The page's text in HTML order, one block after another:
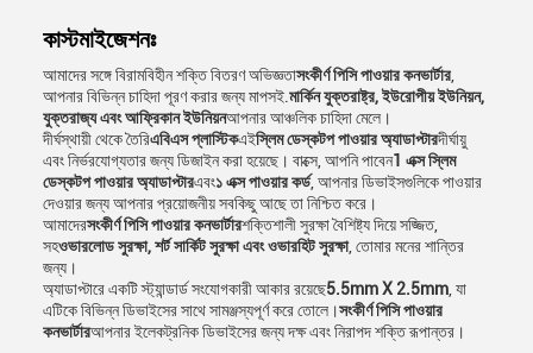
কাস্টমাইজেশনঃ
আমাদের সঙ্গে বিরামবিহীন শক্তি বিতরণ অভিজ্ঞতাসংকীর্ণ পিসি পাওয়ার কনভার্টার
আপনার বিভিন্ন চাহিদা পূরণ করার জন্য মাপসই. মার্কিন যুক্তরাষ্ট্র, ইউরোপীয় ইউনিয়ন,
যুক্তরাজ্য এবং আফ্রিকান ইউনিয়নআপনার আঞ্চলিক চাহিদা মেলে।
দীর্ঘস্থায়ী থেকে তৈরিএবিএস প্লাস্টিকএইস্লিম ডেস্কটপ পাওয়ার অ্যাডাপ্টারদীর্ঘায়ু
এবং নির্ভরযোগ্যতার জন্য ডিজাইন করা হয়েছে। বাক্সে, আপনি পাবেন1 এক্স স্লিম
ডেস্কটপ পাওয়ার অ্যাডাপ্টারএবং১ এক্স পাওয়ার কর্ড, আপনার ডিভাইসগুলিকে পাওয়ার
দেওয়ার জন্য আপনার প্রয়োজনীয় সবকিছু আছে তা নিশ্চিত করে।
আমাদেরসংকীর্ণ পিসি পাওয়ার কনভার্টারশক্তিশালী সুরক্ষা বৈশিষ্ট্য দিয়ে সজ্জিত,
সহওভারলোড সুরক্ষা, শর্ট সার্কিট সুরক্ষা এবং ওভারহিট সুরক্ষা, তোমার মনের শান্তির
জন্য।
অ্যাডাপ্টারে একটি স্ট্যান্ডার্ড সংযোগকারী আকার রয়েছে5.5mm X 2.5mm , যা
এটিকে বিভিন্ন ডিভাইসের সাথে সামঞ্জস্যপূর্ণ করে তোলে।সংকীর্ণ পিসি পাওয়ার
কনভার্টারআপনার ইলেকট্রনিক ডিভাইসের জন্য দক্ষ এবং নিরাপদ শক্তি রূপান্তর।